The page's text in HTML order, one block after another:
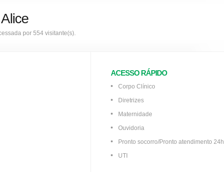
Alice
por 554 visitante(s).
ACESSO RÁPIDO
Corpo Clínico
Diretrizes
Maternidade
Ouvidoria
Pronto socorro/Pronto atendimento 24h
UTI